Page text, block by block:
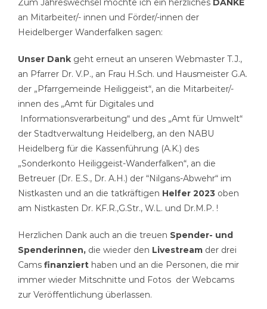
Zum Jahreswechsel möchte ich ein herzliches DANKE
an Mitarbeiter/- innen und Förder/-innen der
Heidelberger Wanderfalken sagen:
Unser Dankgeht erneut an unseren Webmaster T.J.,
an Pfarrer Dr. V.P., an Frau H.Sch. und Hausmeister G.A.
der „Pfarrgemeinde Heiliggeist“, an die Mitarbeiter/-
innen des „Amt für Digitales und
Informationsverarbeitung“ und des „Amt für Umwelt“
der Stadtverwaltung Heidelberg, an den NABU
Heidelberg für die Kassenführung (A.K.) des
„Sonderkonto Heiliggeist-Wanderfalken“, an die
Betreuer (Dr. E.S., Dr. A.H.) der “Nilgans-Abwehr“ im
Nistkasten und an die tatkräftigen Helfer 2023oben
am Nistkasten Dr. KF.R.,G.Str., W.L. und Dr.M.P. !
Herzlichen Dank auch an die treuen Spender- und
Spenderinnen,die wieder den Livestreamder drei
Camsfinanzierthaben und an die Personen, die mir
immer wieder Mitschnitte und Fotos der Webcams
zur Veröffentlichung überlassen.